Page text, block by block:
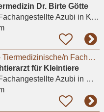
Dr. Birte Götte
Azubi in Krefeld
Ausbildung 2026 - Tiermedizinische/n Fachangestellte/n (m/w/d)
für Kleintiere
Azubi in Meerbusch, Lank-Latum